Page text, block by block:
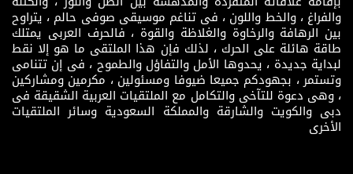
والفراغ ، والخط واللون ، فى تناغم موسيقى صوفى حالم ، يتراوح
بين الرهافة والرخاوة والغلاظة والقوة ، فالحرف العربى يمتلك
طاقة هائلة على الحرك ، لذلك فإن هذا الملتقى ما هو إلا نقط
لبداية جديدة ، يحدوها الأمل والتفاؤل والطموح ، فى إن تتنامى
وتستمر ، بجهودكم جميعا ضيوفا ومسئولين ، مكرمين ومشاركين
، وهى دعوة للتآخى والتكامل مع الملتقيات العربية الشقيقة فى
دبى والكويت والشارقة والمملكة السعودية وسائر الملتقيات
الأخرى